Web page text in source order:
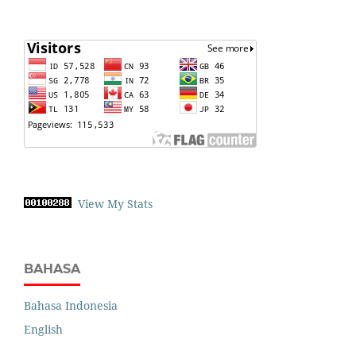
View My Stats
BAHASA
Bahasa Indonesia
English